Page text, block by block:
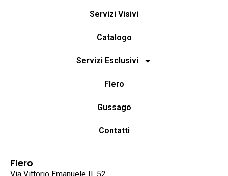
Servizi Visivi
Catalogo
Servizi Esclusivi
Flero
Gussago
Contatti
Flero